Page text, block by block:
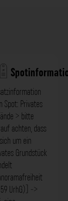
Spot: Privates
> bitte
achten, dass
um ein
Grundstück
UrhG)] ->